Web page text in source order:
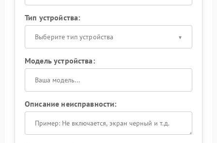
Тип устройства:
Выберите тип устройства
Модель устройства:
Описание неисправности: